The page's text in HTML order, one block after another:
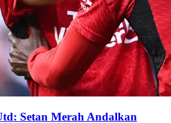
Setan Merah Andalkan